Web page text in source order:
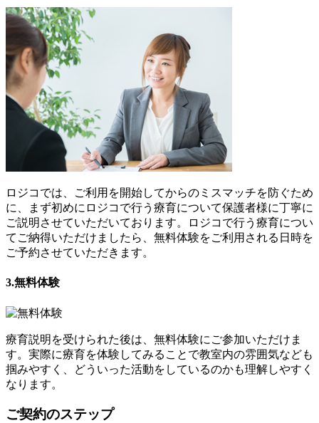
ロジコでは、ご利用を開始してからのミスマッチを防ぐため
に、まず初めにロジコで行う療育について保護者様に丁寧に
ご説明させていただいております。ロジコで行う療育につい
てご納得いただけましたら、無料体験をご利用される日時を
ご予約させていただきます。
3.無料体験
療育説明を受けられた後は、無料体験にご参加いただけま
す。実際に療育を体験してみることで教室内の雰囲気なども
掴みやすく、どういった活動をしているのかも理解しやすく
なります。
ご契約のステップ